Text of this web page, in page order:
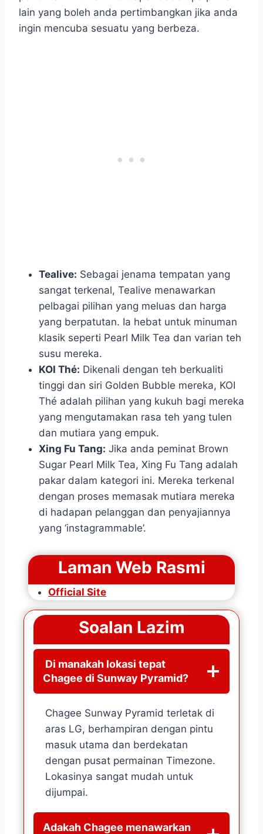
lain yang boleh anda pertimbangkan jika anda
ingin mencuba sesuatu yang berbeza.
Tealive: Sebagai jenama tempatan yang
sangat terkenal, Tealive menawarkan
pelbagai pilihan yang meluas dan harga
yang berpatutan. Ia hebat untuk minuman
klasik seperti Pearl Milk Tea dan varian teh
susu mereka.
KOI Thé: Dikenali dengan teh berkualiti
tinggi dan siri Golden Bubble mereka, KOI
Thé adalah pilihan yang kukuh bagi mereka
yang mengutamakan rasa teh yang tulen
dan mutiara yang empuk.
Xing Fu Tang: Jika anda peminat Brown
Sugar Pearl Milk Tea, Xing Fu Tang adalah
pakar dalam kategori ini. Mereka terkenal
dengan proses memasak mutiara mereka
di hadapan pelanggan dan penyajiannya
yang ‘instagrammable’.
Laman Web Rasmi
Official Site
Soalan Lazim
Di manakah lokasi tepat
Chagee di Sunway Pyramid?
Chagee Sunway Pyramid terletak di
aras LG, berhampiran dengan pintu
masuk utama dan berdekatan
dengan pusat permainan Timezone.
Lokasinya sangat mudah untuk
dijumpai.
Adakah Chagee menawarkan